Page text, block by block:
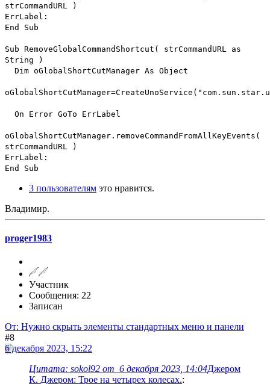
strCommandURL )
ErrLabel:
End Sub
Sub RemoveGlobalCommandShortcut( strCommandURL as
String )
Dim oGlobalShortCutManager As Object
On Error GoTo ErrLabel
oGlobalShortCutManager.removeCommandFromAllKeyEvents(
strCommandURL )
ErrLabel:
End Sub
3 пользователям это нравится.
Владимир.
proger1983
Участник
Сообщения: 22
Записан
От: Нужно скрыть элементы стандартных меню и панели
#8
6 декабря 2023, 15:22
Цитата: sokol92 от 6 декабря 2023, 14:04Джером
К. Джером: Трое на четырех колесах.: